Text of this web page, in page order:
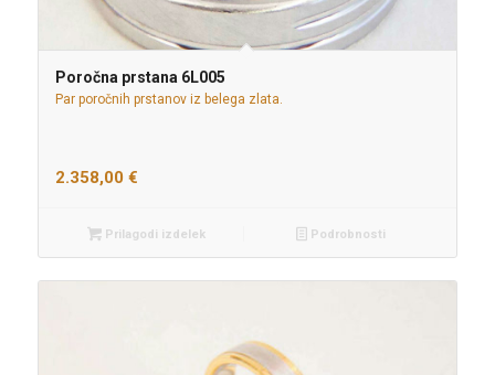
Poročna prstana 6L005
Par poročnih prstanov iz belega zlata.
2.358,00 €
Prilagodi izdelek Podrobnosti